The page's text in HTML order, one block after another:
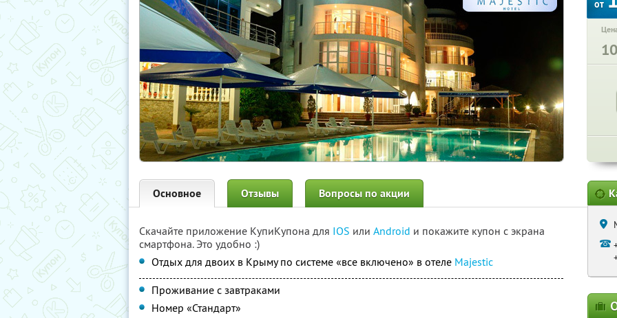
от
Основное Отзывы Вопросы по акции
Скачайте приложение КупиКупона для IOS или Android и покажите купон с экрана
смартфона. Это удобно :)
Отдых для двоих в Крыму по системе «все включено» в отеле Majestic
Проживание с завтраками
Номер «Стандарт»